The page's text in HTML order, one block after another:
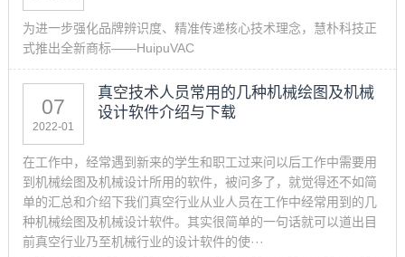
为进一步强化品牌辨识度、精准传递核心技术理念，慧朴科技正
式推出全新商标——HuipuVAC
07
2022-01
真空技术人员常用的几种机械绘图及机械
设计软件介绍与下载
在工作中，经常遇到新来的学生和职工过来问以后工作中需要用
到机械绘图及机械设计所用的软件，被问多了，就觉得还不如简
单的汇总和介绍下我们真空行业从业人员在工作中经常用到的几
种机械绘图及机械设计软件。其实很简单的一句话就可以道出目
前真空行业乃至机械行业的设计软件的使···